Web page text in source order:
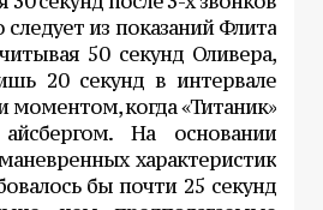
следует из показаний Флита
50 секунд Оливера,
20 секунд в интервале
когда «Титаник»
На основании
характеристик
бы почти 25 секунд